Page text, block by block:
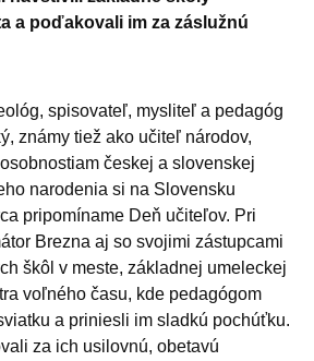
a poďakovali im za záslužnú
spisovateľ, mysliteľ a pedagóg
známy tiež ako učiteľ národov,
českej a slovenskej
narodenia si na Slovensku
pripomíname Deň učiteľov. Pri
Brezna aj so svojimi zástupcami
škôl v meste, základnej umeleckej
voľného času, kde pedagógom
a priniesli im sladkú pochúťku.
za ich usilovnú, obetavú